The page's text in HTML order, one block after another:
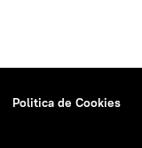
Politica de Cookies